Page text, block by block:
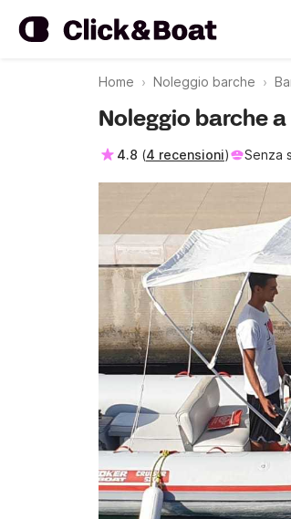
Home Noleggio barche
Noleggio barche
4.8 (4 recensioni) Senza